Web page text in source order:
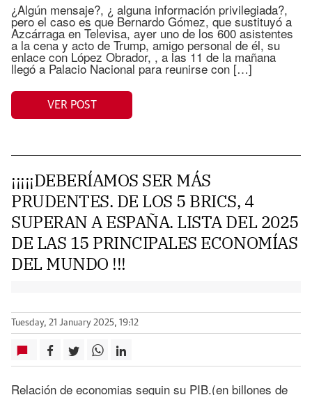
¿Algún mensaje?, ¿ alguna información privilegiada?,
pero el caso es que Bernardo Gómez, que sustituyó a
Azcárraga en Televisa, ayer uno de los 600 asistentes
a la cena y acto de Trump, amigo personal de él, su
enlace con López Obrador, , a las 11 de la mañana
llegó a Palacio Nacional para reunirse con […]
VER POST
¡¡¡¡¡DEBERÍAMOS SER MÁS
PRUDENTES. DE LOS 5 BRICS, 4
SUPERAN A ESPAÑA. LISTA DEL 2025
DE LAS 15 PRINCIPALES ECONOMÍAS
DEL MUNDO !!!
Tuesday, 21 January 2025, 19:12
Relación de economias seguin su PIB.(en billones de